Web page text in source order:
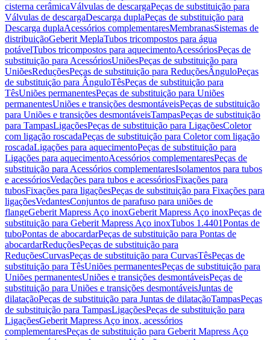
cisterna cerâmicaVálvulas de descargaPeças de substituição para
Válvulas de descargaDescarga duplaPeças de substituição para
Descarga duplaAcessórios complementaresMembranasSistemas de
distribuiçãoGeberit MeplaTubos tricompostos para água
potávelTubos tricompostos para aquecimentoAcessóriosPeças de
substituição para AcessóriosUniõesPeças de substituição para
UniõesReduçõesPeças de substituição para ReduçõesÂnguloPeças
de substituição para ÂnguloTêsPeças de substituição para
TêsUniões permanentesPeças de substituição para Uniões
permanentesUniões e transições desmontáveisPeças de substituição
para Uniões e transições desmontáveisTampasPeças de substituição
para TampasLigaçõesPeças de substituição para LigaçõesColetor
com ligação roscadaPeças de substituição para Coletor com ligação
roscadaLigações para aquecimentoPeças de substituição para
Ligações para aquecimentoAcessórios complementaresPeças de
substituição para Acessórios complementaresIsolamentos para tubos
e acessóriosVedações para tubos e acessóriosFixações para
tubosFixações para ligaçõesPeças de substituição para Fixações para
ligaçõesVedantesConjuntos de parafuso para uniões de
flangeGeberit Mapress Aço inoxGeberit Mapress Aço inoxPeças de
substituição para Geberit Mapress Aço inoxTubos 1.4401Pontas de
tuboPontas de abocardarPeças de substituição para Pontas de
abocardarReduçõesPeças de substituição para
ReduçõesCurvasPeças de substituição para CurvasTêsPeças de
substituição para TêsUniões permanentesPeças de substituição para
Uniões permanentesUniões e transições desmontáveisPeças de
substituição para Uniões e transições desmontáveisJuntas de
dilataçãoPeças de substituição para Juntas de dilataçãoTampasPeças
de substituição para TampasLigaçõesPeças de substituição para
LigaçõesGeberit Mapress Aço inox, acessórios
complementaresPeças de substituição para Geberit Mapress Aço